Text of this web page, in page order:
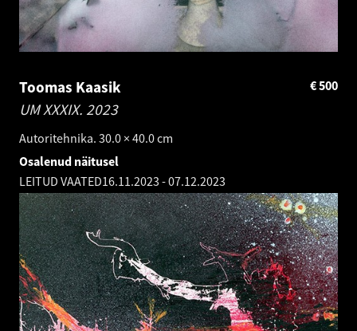
Toomas Kaasik
UM XXXIX. 2023
Autoritehnika. 30.0 × 40.0 cm
500
€
Osalenud näitusel
LEITUD VAATED16.11.2023 -07.12.2023